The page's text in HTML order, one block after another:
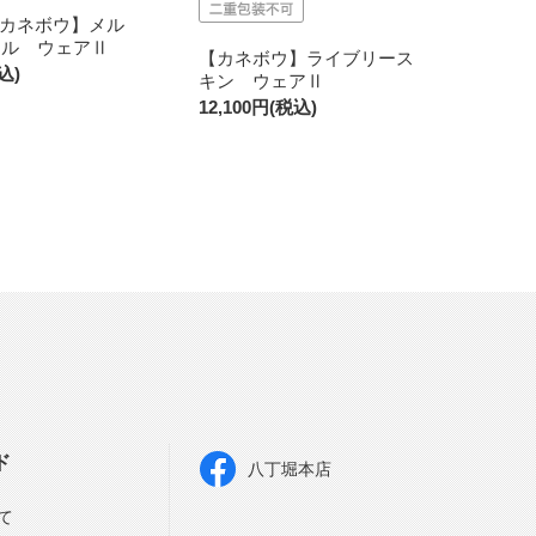
ネボウ】メル
ル ウェアⅡ
)
【カネボウ】ライブリース
キン ウェアⅡ
12,100円(税込)
八丁堀本店